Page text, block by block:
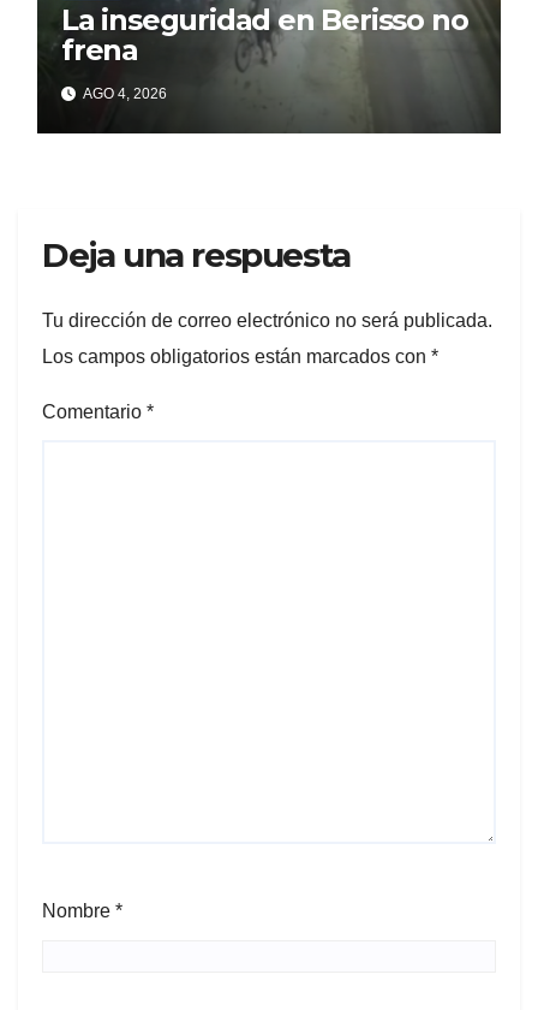
La inseguridad en Berisso no
frena
AGO 4, 2026
Deja una respuesta
Tu dirección de correo electrónico no será publicada.
Los campos obligatorios están marcados con *
Comentario *
Nombre *